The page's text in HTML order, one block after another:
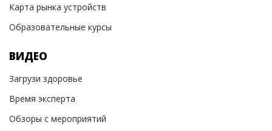
Карта рынка устройств
Образовательные курсы
ВИДЕО
Загрузи здоровье
Время эксперта
Обзоры с мероприятий